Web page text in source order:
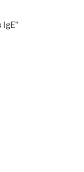
IgE"